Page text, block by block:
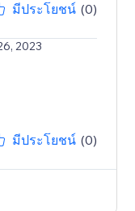
มีประโยชน์ (0)
2023
มีประโยชน์ (0)